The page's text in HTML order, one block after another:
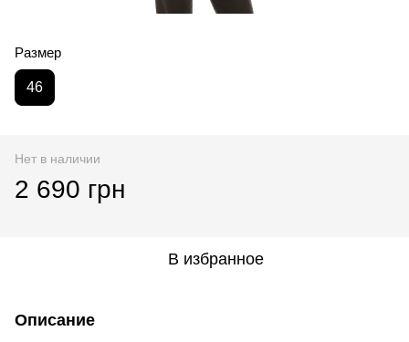
Размер
46
Нет в наличии
2 690 грн
В избранное
Описание